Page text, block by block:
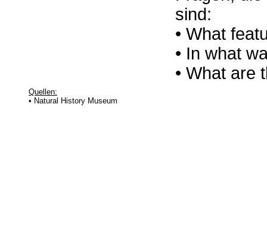
sind:
• What
• In what
• What are
Quellen:
• Natural History Museum